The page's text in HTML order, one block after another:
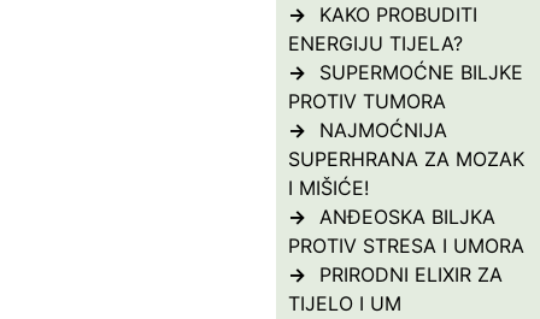
KAKO PROBUDITI
ENERGIJU TIJELA?
SUPERMOĆNE BILJKE
PROTIV TUMORA
NAJMOĆNIJA
SUPERHRANA ZA MOZAK
I MIŠIĆE!
ANĐEOSKA BILJKA
PROTIV STRESA I UMORA
PRIRODNI ELIXIR ZA
TIJELO I UM